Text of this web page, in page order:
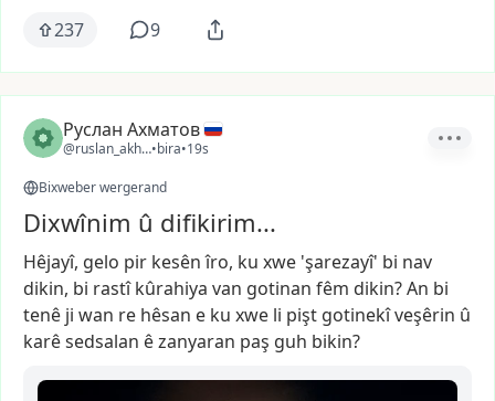
237 9
Руслан Ахматов
@ruslan_akhmatov1
•bira•19s
Bixweber wergerand
Dixwînim û difikirim...
Hêjayî, gelo pir kesên îro, ku xwe 'şarezayî' bi nav
dikin, bi rastî kûrahiya van gotinan fêm dikin?An bi
tenê ji wan re hêsan e ku xwe li pişt gotinekîveşêrin û
karêsedsalan êzanyaran paş guh bikin?